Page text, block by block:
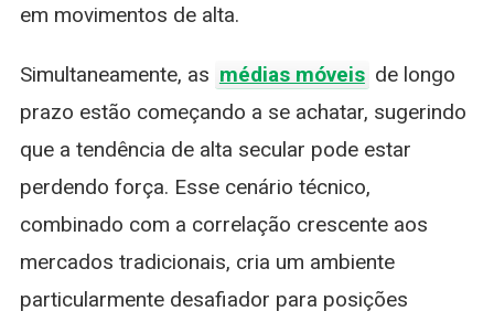
em movimentos de alta.
Simultaneamente, as médias móveis de longo
prazo estão começando a se achatar, sugerindo
que a tendência de alta secular pode estar
perdendo força. Esse cenário técnico,
combinado com a correlação crescente aos
mercados tradicionais, cria um ambiente
particularmente desafiador para posições